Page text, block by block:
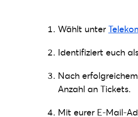
Wählt unter
Identifiziert euch
Nach
Anzahl an Tickets.
Mit eurer E-Mail-